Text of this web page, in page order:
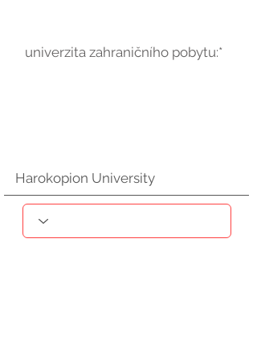
univerzita zahraničního pobytu:*